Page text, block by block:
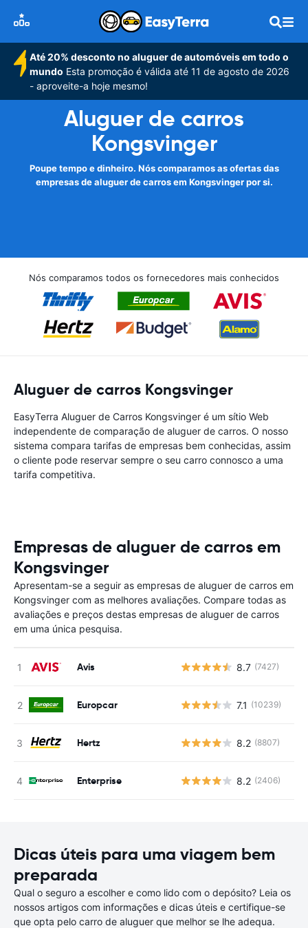
Até 20% desconto no aluguer de automóveis em todo o
mundo Esta promoção é válida até 11 de agosto de 2026
- aproveite-a hoje mesmo!
Aluguer de carros
Kongsvinger
Poupe tempo e dinheiro. Nós comparamos as ofertas das
empresas de aluguer de carros em Kongsvinger por si.
Nós comparamos todos os fornecedores mais conhecidos
Aluguer de carros Kongsvinger
EasyTerra Aluguer de Carros Kongsvinger é um sítio Web
independente de comparação de aluguer de carros. O nosso
sistema compara tarifas de empresas bem conhecidas, assim
o cliente pode reservar sempre o seu carro connosco a uma
tarifa competitiva.
Empresas de aluguer de carros em
Kongsvinger
Apresentam-se a seguir as empresas de aluguer de carros em
Kongsvinger com as melhores avaliações. Compare todas as
avaliações e preços destas empresas de aluguer de carros
em uma única pesquisa.
Avis 8.7 (7427)
Europcar 7.1 (10239)
Hertz 8.2 (8807)
Enterprise 8.2 (2406)
Dicas úteis para uma viagem bem
preparada
Qual o seguro a escolher e como lido com o depósito? Leia os
nossos artigos com informações e dicas úteis e certifique-se
que opta pelo carro de aluguer que melhor se lhe adequa.